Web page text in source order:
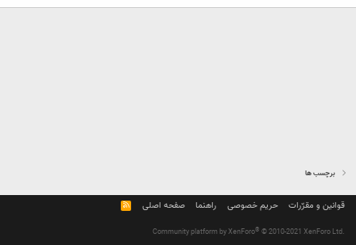
برچسب ها
قوانین و مقرّرات حریم خصوصی راهنما صفحه اصلی
R
S
Community platform by XenForo® © 2010-2021 XenForo Ltd.